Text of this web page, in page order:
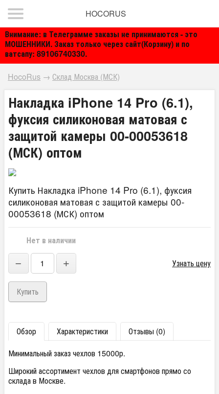
Внимание: в Телеграмме заказы не принимаются - это
МОШЕННИКИ. Заказ только через сайт(Корзину) и по
ватсапу: 89106740330.
HOCORUS
HocoRus → Склад Москва (МСК)
Накладка iPhone 14 Pro (6.1),
фуксия силиконовая матовая с
защитой камеры 00-00053618
(МСК) оптом
Купить Накладка iPhone 14 Pro (6.1), фуксия
силиконовая матовая с защитой камеры 00-
00053618 (МСК) оптом
Нет в наличии
− + Узнать цену
Обзор Характеристики
Отзывы (0)
Минимальный заказ чехлов 15000р.
Широкий ассортимент чехлов для смартфонов прямо со
склада в Москве.